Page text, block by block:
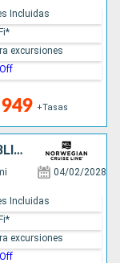
+Tasas
Incluidas
excursiones
ESTADOS UNIDOS, BAHAMAS, REPÚBLICA DOMINICANA, ARUBA, JAMAICA, ISLAS CAIMÁN
04/02/2028
Incluidas
excursiones